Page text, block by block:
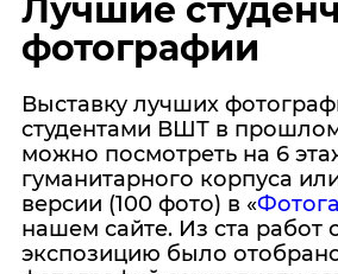
Лучшие
фотографии
Выставку лучших
студентами ВШТ в
можно посмотреть на 6
гуманитарного корпуса
версии (100 фото) в «
нашем сайте. Из ста работ
экспозицию было